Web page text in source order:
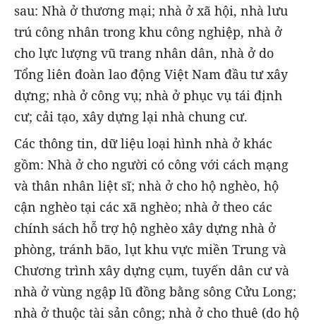
sau: Nhà ở thương mại; nhà ở xã hội, nhà lưu
trú công nhân trong khu công nghiệp, nhà ở
cho lực lượng vũ trang nhân dân, nhà ở do
Tổng liên đoàn lao động Việt Nam đầu tư xây
dựng; nhà ở công vụ; nhà ở phục vụ tái định
cư; cải tạo, xây dựng lại nhà chung cư.
Các thông tin, dữ liệu loại hình nhà ở khác
gồm: Nhà ở cho người có công với cách mạng
và thân nhân liệt sĩ; nhà ở cho hộ nghèo, hộ
cận nghèo tại các xã nghèo; nhà ở theo các
chính sách hỗ trợ hộ nghèo xây dựng nhà ở
phòng, tránh bão, lụt khu vực miền Trung và
Chương trình xây dựng cụm, tuyến dân cư và
nhà ở vùng ngập lũ đồng bằng sông Cửu Long;
nhà ở thuộc tài sản công; nhà ở cho thuê (do hộ